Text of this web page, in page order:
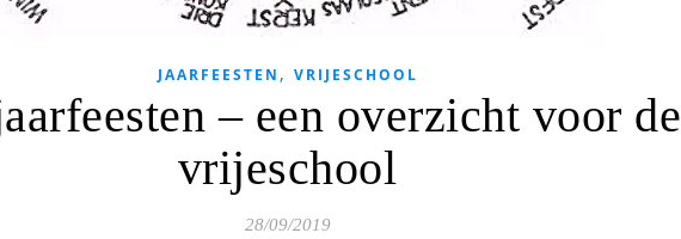
JAARFEESTEN , VRIJESCHOOL
– een overzicht voor de
vrijeschool
28/09/2019